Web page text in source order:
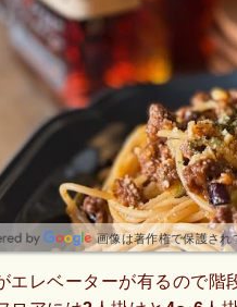
画像は著作権で保護され
エレベーターが有るので階